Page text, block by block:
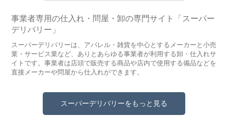
事業者専用の仕入れ・問屋・卸の専門サイト「スーパー
デリバリー」
スーパーデリバリーは、アパレル・雑貨を中心とするメーカーと小売
業・サービス業など、ありとあらゆる事業者が利用する卸・仕入れサ
イトです。事業者は店頭で販売する商品や店内で使用する備品などを
直接メーカーや問屋から仕入れができます。
スーパーデリバリーをもっと見る